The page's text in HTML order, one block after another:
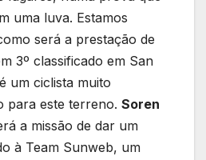
uma luva. Estamos
será a prestação de
3º classificado em San
um ciclista muito
para este terreno. Soren
a missão de dar um
à Team Sunweb, um